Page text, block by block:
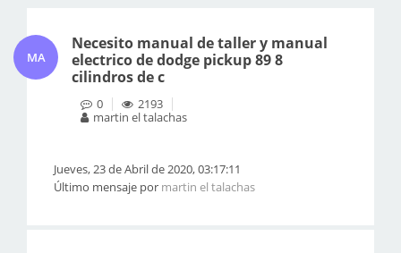
MA
Necesito manual de taller y manual
electrico de dodge pickup 89 8
cilindros de c
0
2193
martin el talachas
Jueves, 23 de Abril de 2020, 03:17:11
Último mensaje por martin el talachas